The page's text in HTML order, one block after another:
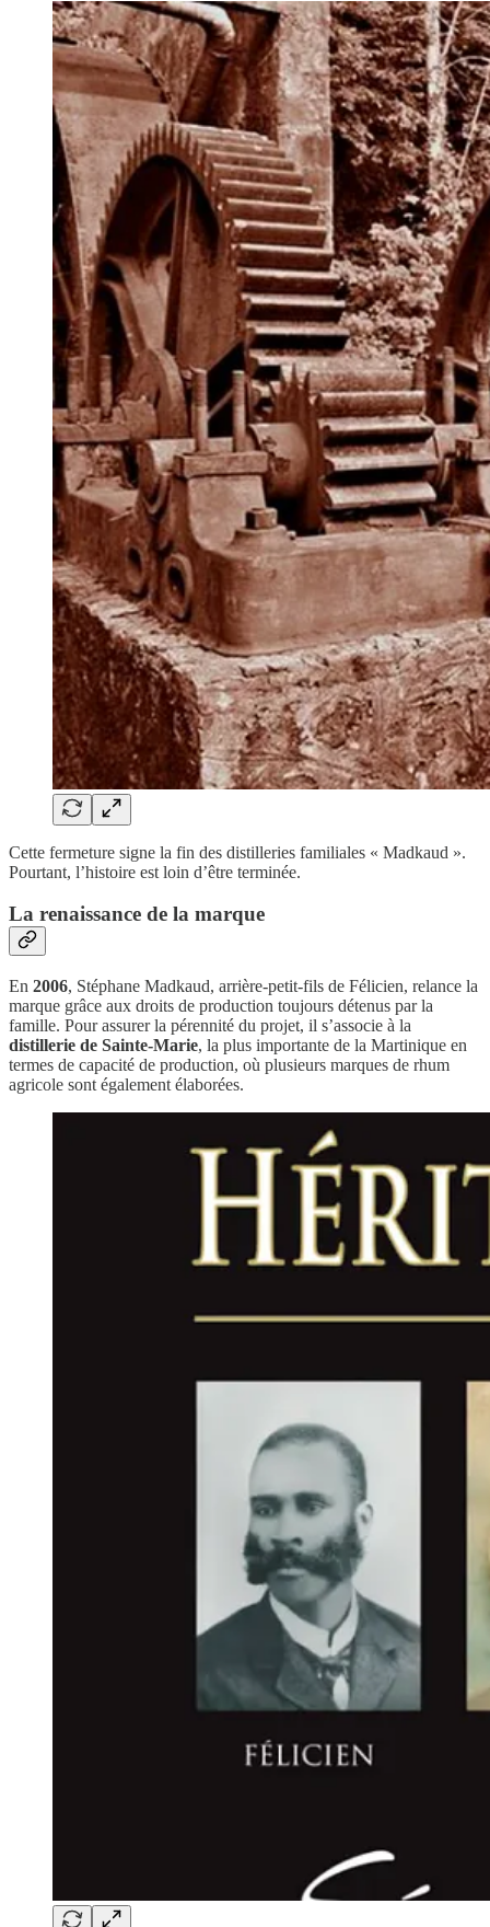
Cette fermeture signe la fin des distilleries familiales « Madkaud ».
Pourtant, l’histoire est loin d’être terminée.
La renaissance de la marque
En 2006, Stéphane Madkaud, arrière-petit-fils de Félicien, relance la
marque grâce aux droits de production toujours détenus par la
famille. Pour assurer la pérennité du projet, il s’associe à la
distillerie de Sainte-Marie, la plus importante de la Martinique en
termes de capacité de production, où plusieurs marques de rhum
agricole sont également élaborées.